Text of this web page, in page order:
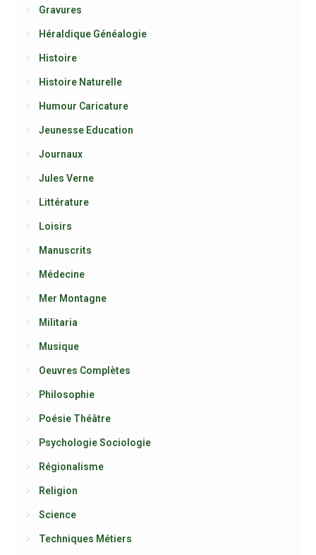
Gravures
Héraldique Généalogie
Histoire
Histoire Naturelle
Humour Caricature
Jeunesse Education
Journaux
Jules Verne
Littérature
Loisirs
Manuscrits
Médecine
Mer Montagne
Militaria
Musique
Oeuvres Complètes
Philosophie
Poésie Théâtre
Psychologie Sociologie
Régionalisme
Religion
Science
Techniques Métiers